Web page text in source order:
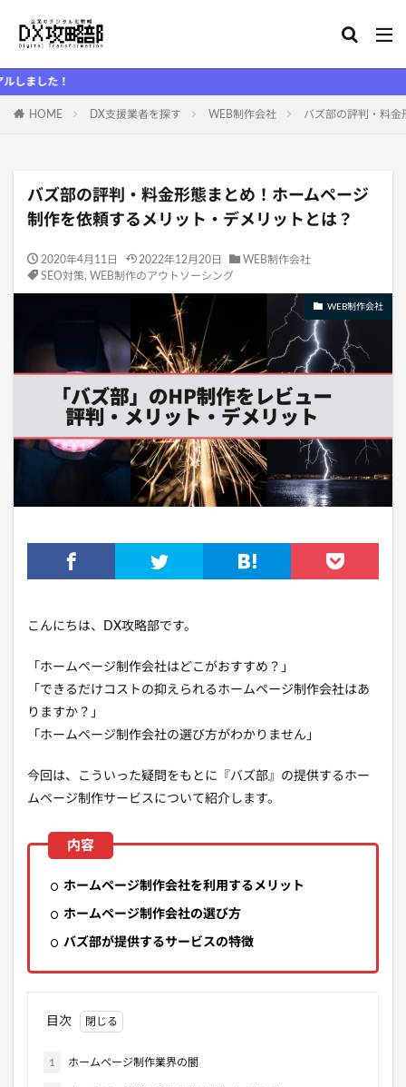
HOME DX支援業者を探す WEB制作会社 バズ部の評判・料金
バズ部の評判・料金形態まとめ！ホームページ
制作を依頼するメリット・デメリットとは？
2020年4月11日 2022年12月20日
WEB制作会社
SEO対策, WEB制作のアウトソーシング
WEB制作会社
こんにちは、DX攻略部です。
「ホームページ制作会社はどこがおすすめ？」
「できるだけコストの抑えられるホームページ制作会社はあ
りますか？」
「ホームページ制作会社の選び方がわかりません」
今回は、こういった疑問をもとに『バズ部』の提供するホー
ムページ制作サービスについて紹介します。
ホームページ制作会社を利用するメリット
ホームページ制作会社の選び方
バズ部が提供するサービスの特徴
目次
1 ホームページ制作業界の闇